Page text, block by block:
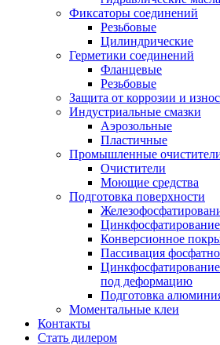
Фиксаторы соединений
Резьбовые
Цилиндрические
Герметики соединений
Фланцевые
Резьбовые
Защита от коррозии и
Индустриальные смазки
Аэрозольные
Пластичные
Промышленные
Очистители
Моющие средства
Подготовка поверхности
Конверсионное
Пассивация
под деформацию
Подготовка
Моментальные клеи
Контакты
Стать дилером